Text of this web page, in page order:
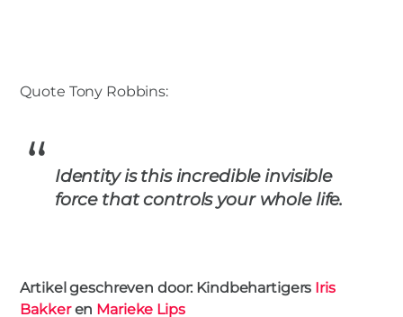
Quote Tony Robbins:
Identity is this incredible invisible
force that controls your whole life.
Artikel geschreven door: Kindbehartigers Iris
Bakkeren Marieke Lips